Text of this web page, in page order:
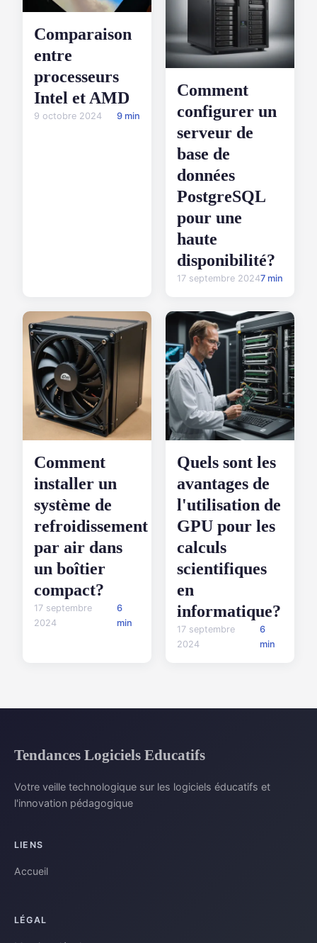
Comparaison
entre
processeurs
Intel et AMD
9 octobre 2024 9 min
Comment
configurer un
serveur de
base de
données
PostgreSQL
pour une
haute
disponibilité?
17 septembre 20247 min
Comment
installer un
système de
refroidissement
par air dans
un boîtier
compact?
17 septembre
2024
6
min
Quels sont les
avantages de
l'utilisation de
GPU pour les
calculs
scientifiques
en
informatique?
17 septembre
2024
6
min
Tendances Logiciels Educatifs
Votre veille technologique sur les logiciels éducatifs et
l'innovation pédagogique
LIENS
Accueil
LÉGAL